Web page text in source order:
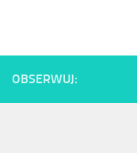
OBSERWUJ: